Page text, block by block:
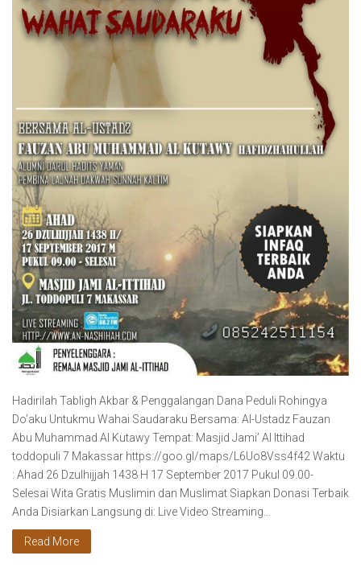
Hadirilah Tabligh Akbar & Penggalangan Dana Peduli Rohingya
Do’aku Untukmu Wahai Saudaraku Bersama: Al-Ustadz Fauzan
Abu Muhammad Al Kutawy Tempat: Masjid Jami’ Al Ittihad
toddopuli 7 Makassar https://goo.gl/maps/L6Uo8Vss4f42 Waktu
: Ahad 26 Dzulhijjah 1438 H 17 September 2017 Pukul 09.00-
Selesai Wita Gratis Muslimin dan Muslimat Siapkan Donasi Terbaik
Anda Disiarkan Langsung di: Live Video Streaming…
Read More